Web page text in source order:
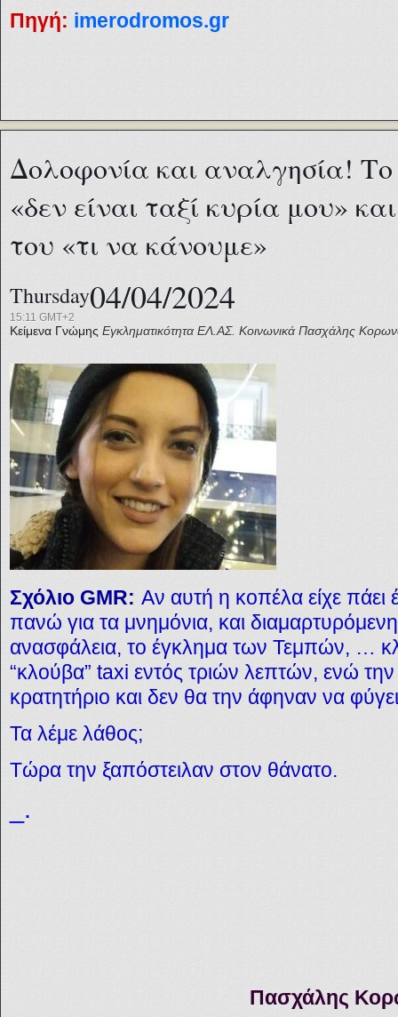
Πηγή: imerodromos.gr
Δολοφονία και αναλγησία! Το
«δεν είναι ταξί κυρία μου»
του «τι να κάνουμε»
Thursday04/04/2024
15:11 GMT+2
Κείμενα Γνώμης Εγκληματικότητα ΕΛ.ΑΣ. Κοινωνικά Πασχάλης
Σχόλιο GMR: Αν αυτή η κοπέλα είχε
πανώ για τα μνημόνια, και διαμαρτυρόμενη
ανασφάλεια, το έγκλημα των Τεμπών, …
“κλούβα” taxi εντός τριών λεπτών, ενώ την
κρατητήριο και δεν θα την άφηναν να
Τα λέμε λάθος;
Τώρα την ξαπόστειλαν στον θάνατο.
_.
Πασχάλης